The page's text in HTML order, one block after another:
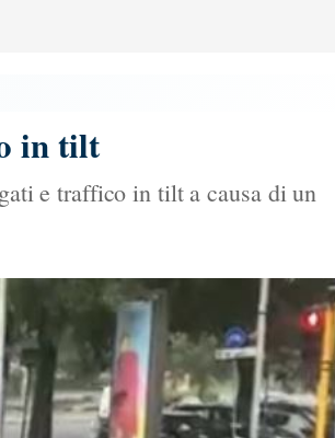
in tilt
e traffico in tilt a causa di un